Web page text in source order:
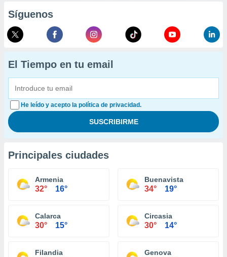
Síguenos
El Tiempo en tu email
He leído y acepto la política de privacidad.
Principales ciudades
Armenia
32° 16°
Buenavista
34° 19°
Calarca
30° 15°
Circasia
30° 14°
Filandia Genova